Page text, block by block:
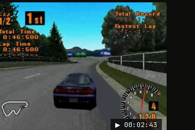
et l…
1997
▶ 00:02:43